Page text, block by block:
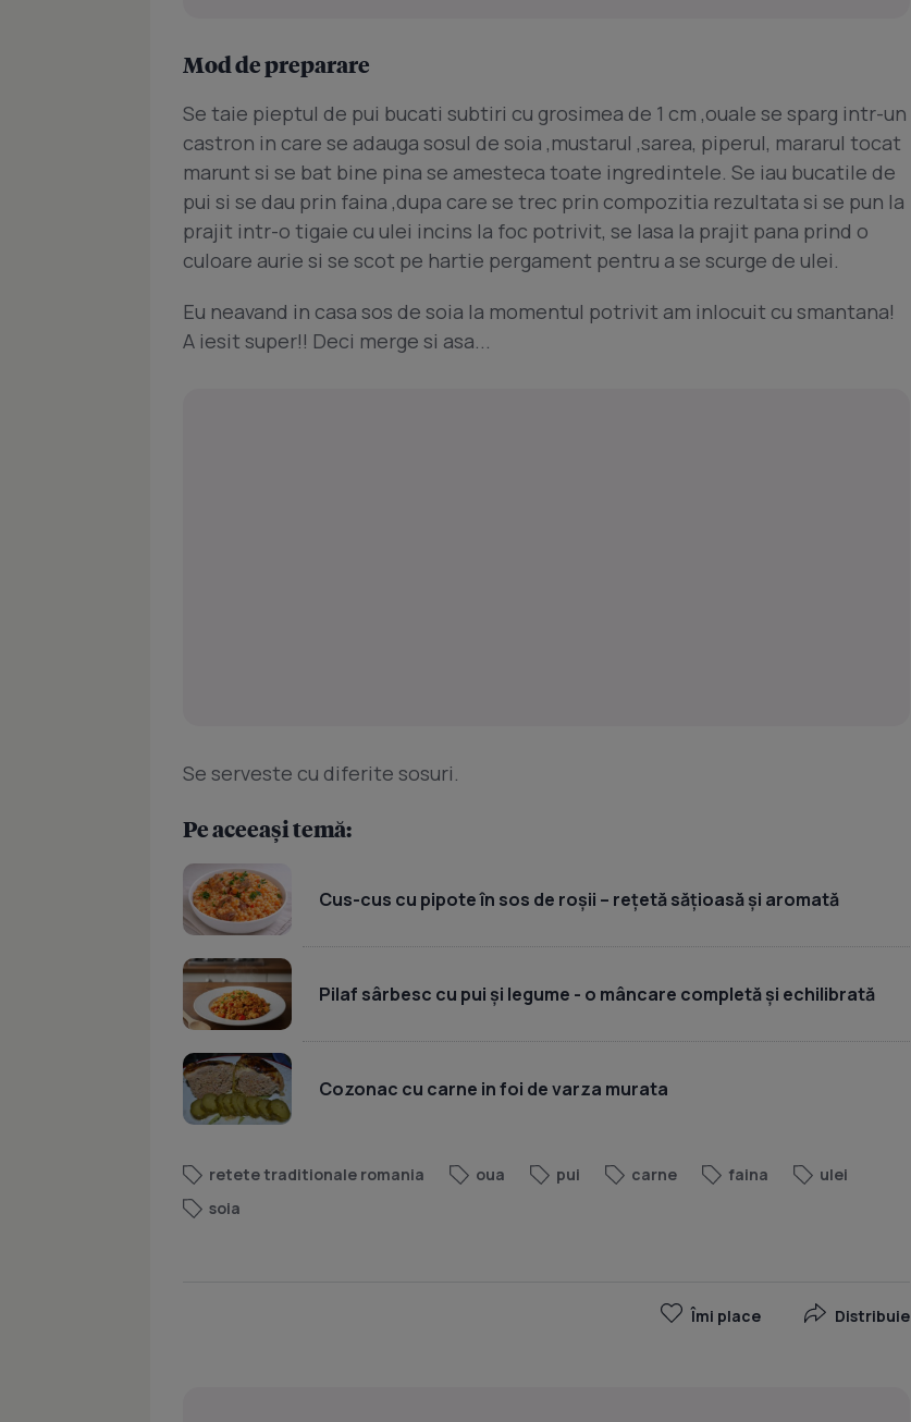
Mod de preparare
Se taie pieptul de pui bucati subtiri cu grosimea de 1 cm ,ouale se sparg intr-un
castron in care se adauga sosul de soia ,mustarul ,sarea, piperul, mararul tocat
marunt si se bat bine pina se amesteca toate ingredintele. Se iau bucatile de
pui si se dau prin faina ,dupa care se trec prin compozitia rezultata si se pun la
prajit intr-o tigaie cu ulei incins la foc potrivit, se lasa la prajit pana prind o
culoare aurie si se scot pe hartie pergament pentru a se scurge de ulei.
Eu neavand in casa sos de soia la momentul potrivit am inlocuit cu smantana!
A iesit super!! Deci merge si asa...
Se serveste cu diferite sosuri.
Pe aceeași temă:
Cus-cus cu pipote în sos de roșii – rețetă sățioasă și aromată
Pilaf sârbesc cu pui și legume - o mâncare completă și echilibrată
Cozonac cu carne in foi de varza murata
retete traditionale romania oua pui carne faina
ulei
soia
Îmi place Distribuie